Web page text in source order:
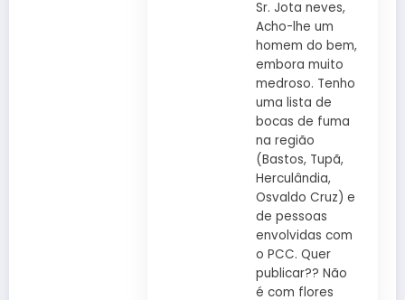
Sr. Jota neves,
Acho-lhe um
homem do bem,
embora muito
medroso. Tenho
uma lista de
bocas de fuma
na região
(Bastos, Tupã,
Herculândia,
Osvaldo Cruz) e
de pessoas
envolvidas com
o PCC. Quer
publicar?? Não
é com flores